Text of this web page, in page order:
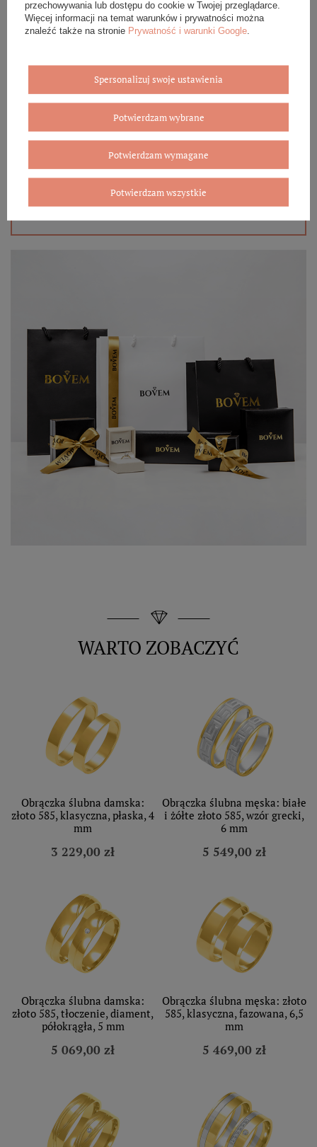
Eleganckie opakowanie gratis
Biżuterię i zegarki zakupione w sklepie internetowym
BOVEM otrzymasz jako gotowy do wręczenia upominek. Do
ekologicznej oraz elegancką torebkę. Rozmiary i wzory
mogą się różnić ze względu na wybrany asortyment.
WARTO ZOBACZYĆ
Obrączka ślubna damska:
złoto 585, klasyczna, płaska, 4
mm
3 229,00 zł
Obrączka ślubna męska: białe
i żółte złoto 585, wzór grecki,
6 mm
5 549,00 zł
Obrączka ślubna damska:
złoto 585, tłoczenie, diament,
półokrągła, 5 mm
5 069,00 zł
Obrączka ślubna męska: złoto
585, klasyczna, fazowana, 6,5
mm
5 469,00 zł
przechowywania lub dostępu do cookie w Twojej przeglądarce.
Więcej informacji na temat warunków i prywatności można
znaleźć także na stronie Prywatność i warunki Google
Spersonalizuj swoje ustawienia
Potwierdzam wybrane
Potwierdzam wymagane
Potwierdzam wszystkie